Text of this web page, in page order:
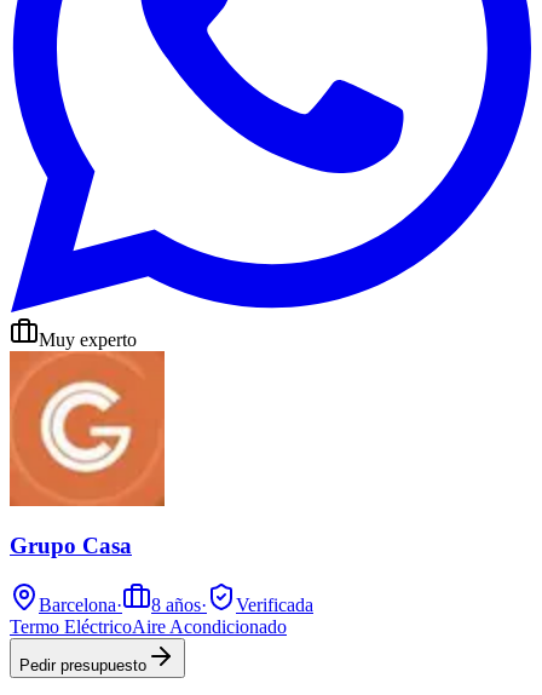
Muy experto
Grupo Casa
Barcelona· 8 años·
Verificada
Termo EléctricoAire Acondicionado
Pedir presupuesto